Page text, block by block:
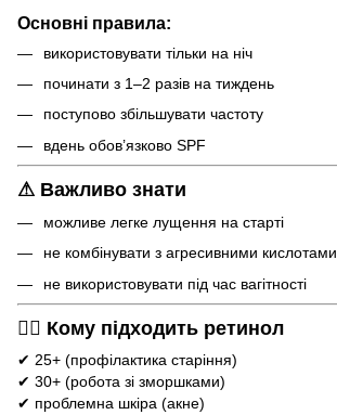
Основні правила:
використовувати тільки на ніч
починати з 1–2 разів на тиждень
поступово збільшувати частоту
вдень обов’язково SPF
⚠ Важливо знати
можливе легке лущення на старті
не комбінувати з агресивними кислотами
не використовувати під час вагітності
👩‍⚕️ Кому підходить ретинол
✔ 25+ (профілактика старіння)
✔ 30+ (робота зі зморшками)
✔ проблемна шкіра (акне)